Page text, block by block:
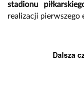
stadionu
realizacji pierwszego
Dalsza